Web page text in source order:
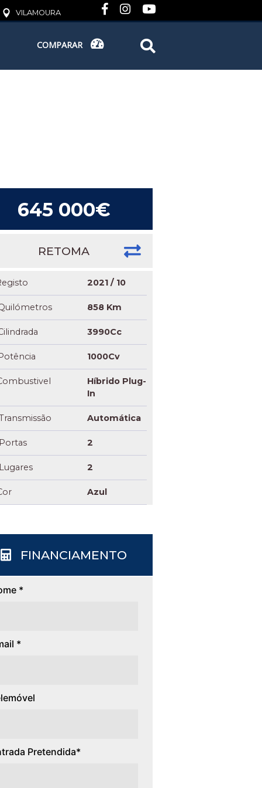
COMPARAR
VILAMOURA
COMPARAR
645 000€
RETOMA
2021 / 10
858 Km
3990Cc
1000Cv
Híbrido Plug-
In
Automática
2
2
Azul
FINANCIAMENTO
*
*
Pretendida*